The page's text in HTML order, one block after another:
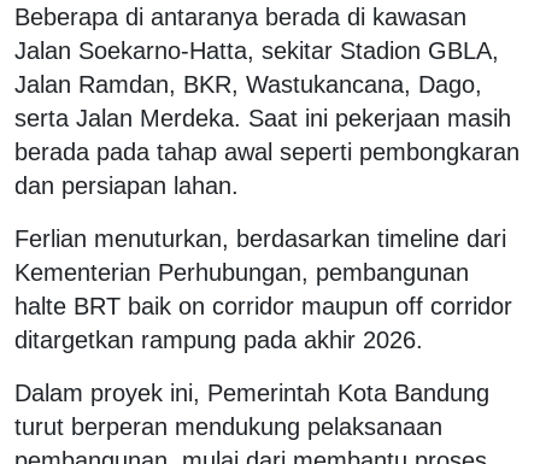
Beberapa di antaranya berada di kawasan
Jalan Soekarno-Hatta, sekitar Stadion GBLA,
Jalan Ramdan, BKR, Wastukancana, Dago,
serta Jalan Merdeka. Saat ini pekerjaan masih
berada pada tahap awal seperti pembongkaran
dan persiapan lahan.
Ferlian menuturkan, berdasarkan timeline dari
Kementerian Perhubungan, pembangunan
halte BRT baik on corridor maupun off corridor
ditargetkan rampung pada akhir 2026.
Dalam proyek ini, Pemerintah Kota Bandung
turut berperan mendukung pelaksanaan